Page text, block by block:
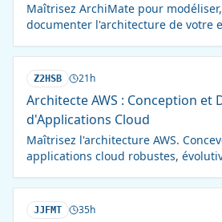
Maîtrisez ArchiMate pour
documenter l'architecture de votre
Z2HSB 21h
Architecte AWS : Conception et
d'Applications Cloud
Maîtrisez l'architecture AWS.
applications cloud robustes,
JJFMT 35h